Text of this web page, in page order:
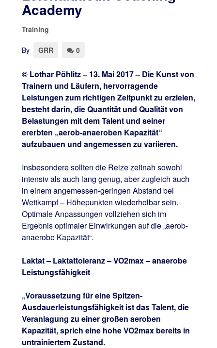
Academy
Training
By GRR 0
© Lothar Pöhlitz – 13. Mai 2017 – Die Kunst von
Trainern und Läufern, hervorragende
Leistungen zum richtigen Zeitpunkt zu erzielen,
besteht darin, die Quantität und Qualität von
Belastungen mit dem Talent und seiner
ererbten „aerob-anaeroben Kapazität“
aufzubauen und angemessen zu variieren.
Insbesondere sollten die Reize zeitnah sowohl
intensiv als auch lang genug, aber zugleich auch
in einem angemessen-geringen Abstand bei
Wettkampf – Höhepunkten wiederholbar sein.
Optimale Anpassungen vollziehen sich im
Ergebnis optimaler Einwirkungen auf die „aerob-
anaerobe Kapazität“.
Laktat – Laktattoleranz – VO2max – anaerobe
Leistungsfähigkeit
„Voraussetzung für eine Spitzen-
Ausdauerleistungsfähigkeit ist das Talent, die
Veranlagung zu einer großen aeroben
Kapazität, sprich eine hohe VO2max bereits in
untrainiertem Zustand.